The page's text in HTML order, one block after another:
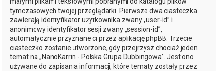
małymi plikami tekstowymi pobranymi do katalogu plików
tymczasowych twojej przeglądarki. Pierwsze dwa ciasteczka
zawierają identyfikator użytkownika zwany „user-id” i
anonimowy identyfikator sesji zwany „session-id”,
automatycznie przyznane ci przez aplikację phpBB. Trzecie
ciasteczko zostanie utworzone, gdy przejrzysz chociaż jeden
temat na „NanoKarrin - Polska Grupa Dubbingowa”. Jest ono
używane do zapisania informacji, które tematy zostały przez